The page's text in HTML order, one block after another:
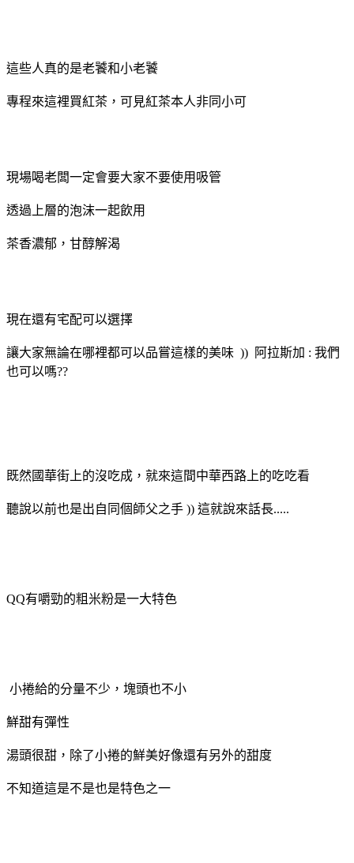
這些人真的是老饕和小老饕
專程來這裡買紅茶，可見紅茶本人非同小可
現場喝老闆一定會要大家不要使用吸管
透過上層的泡沫一起飲用
茶香濃郁，甘醇解渴
現在還有宅配可以選擇
讓大家無論在哪裡都可以品嘗這樣的美味 )) 阿拉斯加 : 我們
也可以嗎??
既然國華街上的沒吃成，就來這間中華西路上的吃吃看
聽說以前也是出自同個師父之手 )) 這就說來話長.....
QQ有嚼勁的粗米粉是一大特色
小捲給的分量不少，塊頭也不小
鮮甜有彈性
湯頭很甜，除了小捲的鮮美好像還有另外的甜度
不知道這是不是也是特色之一